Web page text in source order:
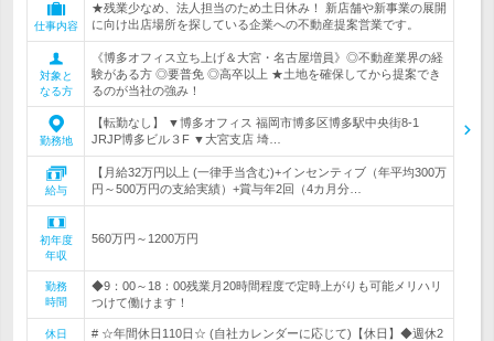
仕事内容
★残業少なめ、法人担当のため土日休み！ 新店舗や新事業の展開
に向け出店場所を探している企業への不動産提案営業です。
対象と
なる方
《博多オフィス立ち上げ＆大宮・名古屋増員》◎不動産業界の経
験がある方 ◎要普免 ◎高卒以上 ★土地を確保してから提案でき
るのが当社の強み！
勤務地
【転勤なし】 ▼博多オフィス 福岡市博多区博多駅中央街8-1
JRJP博多ビル３F ▼大宮支店 埼…
給与
【月給32万円以上 (一律手当含む)+インセンティブ（年平均300万
円～500万円の支給実績）+賞与年2回（4カ月分…
初年度
年収
560万円～1200万円
勤務
時間
◆9：00～18：00残業月20時間程度で定時上がりも可能メリハリ
つけて働けます！
休日
# ☆年間休日110日☆ (自社カレンダーに応じて)【休日】◆週休2